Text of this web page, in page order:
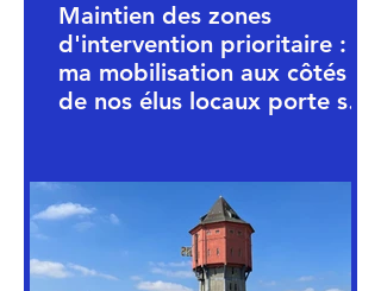
Maintien des zones
d'intervention prioritaire :
ma mobilisation aux côtés
de nos élus locaux porte ses